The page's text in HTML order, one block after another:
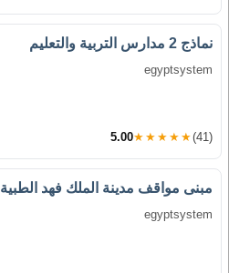
نماذج 2 مدارس التربية والتعليم
egyptsystem
5.00★★★★★(41)
مبنى مواقف مدينة الملك فهد الطبية
egyptsystem